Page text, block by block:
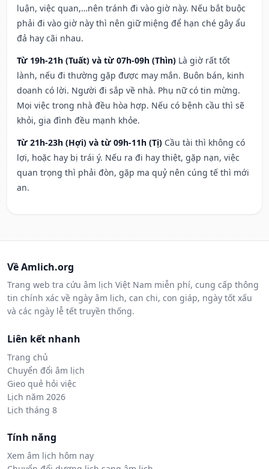
luận, việc quan,…nên tránh đi vào giờ này. Nếu bắt buộc
phải đi vào giờ này thì nên giữ miệng để hạn ché gây ẩu
đả hay cãi nhau.
Từ 19h-21h (Tuất) và từ 07h-09h (Thìn) Là giờ rất tốt
lành, nếu đi thường gặp được may mắn. Buôn bán, kinh
doanh có lời. Người đi sắp về nhà. Phụ nữ có tin mừng.
Mọi việc trong nhà đều hòa hợp. Nếu có bệnh cầu thì sẽ
khỏi, gia đình đều mạnh khỏe.
Từ 21h-23h (Hợi) và từ 09h-11h (Tị) Cầu tài thì không có
lợi, hoặc hay bị trái ý. Nếu ra đi hay thiệt, gặp nạn, việc
quan trọng thì phải đòn, gặp ma quỷ nên cúng tế thì mới
an.
Về Amlich.org
Trang web tra cứu âm lịch Việt Nam miễn phí, cung cấp thông
tin chính xác về ngày âm lịch, can chi, con giáp, ngày tốt xấu
và các ngày lễ tết truyền thống.
Liên kết nhanh
Trang chủ
Chuyển đổi âm lịch
Gieo quẻ hỏi việc
Lịch năm 2026
Lịch tháng 8
Tính năng
Xem âm lịch hôm nay